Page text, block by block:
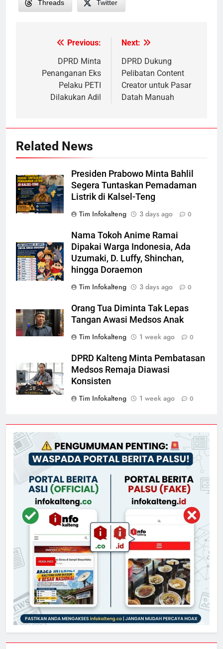
Threads Twitter
navigation
Previous:
DPRD Minta
Penanganan Eks
Pelaku PETI
Dilakukan Adil
Next:
DPRD Dukung
Pelibatan Content
Creator untuk Pasar
Datah Manuah
Related News
Presiden Prabowo Minta Bahlil
Segera Tuntaskan Pemadaman
Listrik di Kalsel-Teng
Tim Infokalteng
3 days ago 0
Nama Tokoh Anime Ramai
Dipakai Warga Indonesia, Ada
Uzumaki, D. Luffy, Shinchan,
hingga Doraemon
Tim Infokalteng
3 days ago 0
Orang Tua Diminta Tak Lepas
Tangan Awasi Medsos Anak
Tim Infokalteng
1 week ago 0
DPRD Kalteng Minta Pembatasan
Medsos Remaja Diawasi
Konsisten
Tim Infokalteng
1 week ago 0